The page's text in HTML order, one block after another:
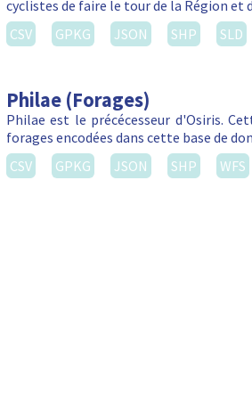
cyclistes de faire le tour de la Région
CSV
GPKG JSON SHP SLD
Philae (Forages)
Philae est le précécesseur d'Osiris.
forages encodées dans cette base de
CSV
GPKG JSON SHP WFS